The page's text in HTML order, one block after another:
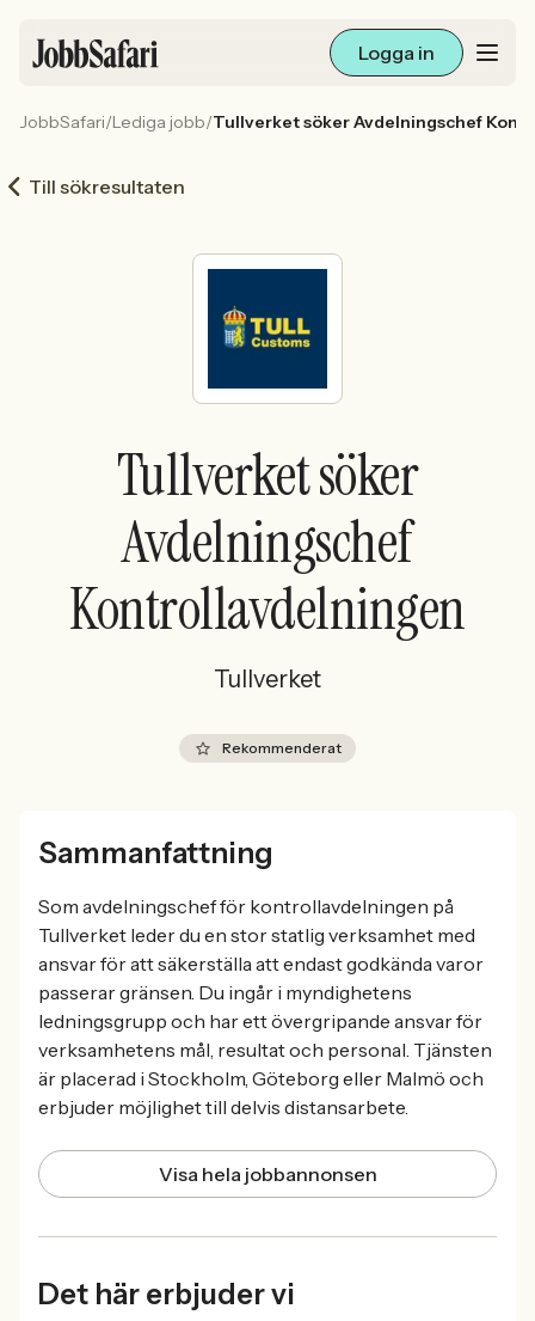
Logga in
Arbetsliv och karriär
För arbetsgivare
Sök med AI
Ny här? Skapa konto
JobbSafari/Lediga jobb/Tullverket söker Avdelningschef
Till sökresultaten
Tullverket söker
Avdelningschef
Kontrollavdelningen
Tullverket
Rekommenderat
Sammanfattning
Som avdelningschef för kontrollavdelningen på
Tullverket leder du en stor statlig verksamhet med
ansvar för att säkerställa att endast godkända varor
passerar gränsen. Du ingår i myndighetens
ledningsgrupp och har ett övergripande ansvar för
verksamhetens mål, resultat och personal. Tjänsten
är placerad i Stockholm, Göteborg eller Malmö och
erbjuder möjlighet till delvis distansarbete.
Visa hela jobbannonsen
Det här erbjuder vi